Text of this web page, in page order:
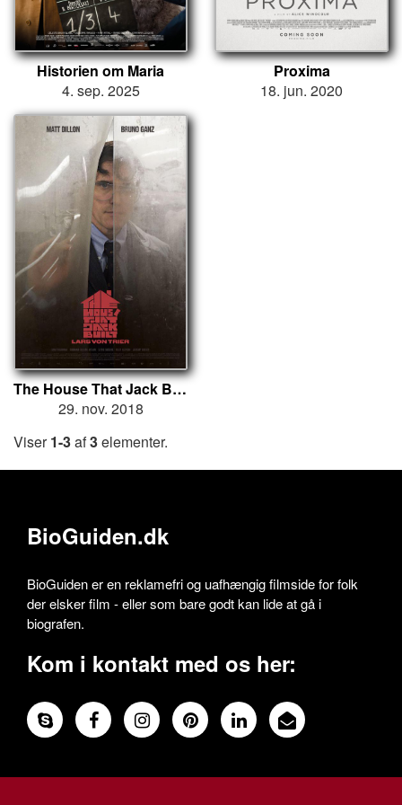
Historien om Maria
4. sep. 2025
Proxima
18. jun. 2020
The House That Jack Built
29. nov. 2018
Viser1-3af3elementer.
BioGuiden.dk
BioGuiden er en reklamefri og uafhængig filmside for folk
der elsker film - eller som bare godt kan lide at gå i
biografen.
Kom i kontakt med os her: